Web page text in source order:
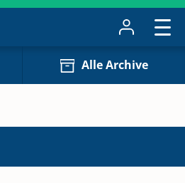
Alle Archive